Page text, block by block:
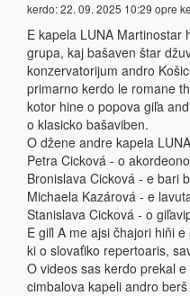
kerdo:22. 09. 2025 10:29 opre
E kapela LUNA Martinostar
grupa, kaj bašaven štar
konzervatorijum andro
primarno kerdo le romane
kotor hine o popova giľa
o klasicko bašaviben.
O džene andre kapela
Petra Cicková - o
Bronislava Cicková - e bari
Michaela Kazárová - e
Stanislava Cicková - o
E giľi A me ajsi čhajori hiňi
ki o slovaťiko repertoaris,
O videos sas kerdo prekal
cimbalova kapeli andro